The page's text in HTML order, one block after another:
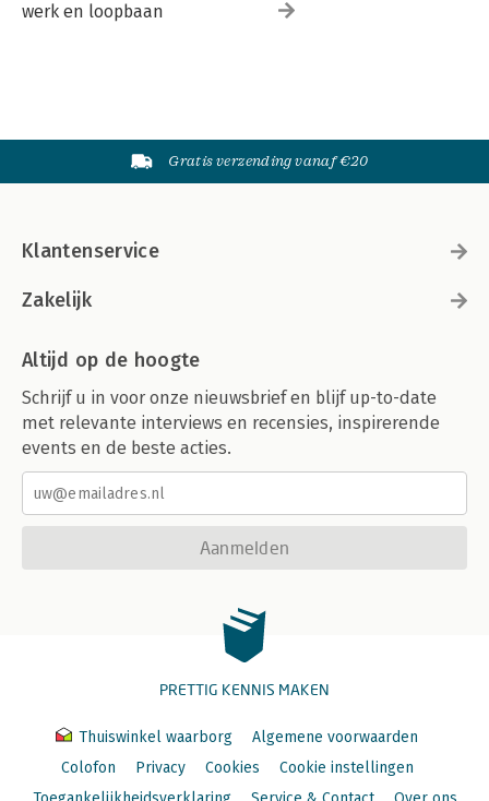
werk en loopbaan
Gratis verzending vanaf €20
Klantenservice
Zakelijk
Altijd op de hoogte
Schrijf u in voor onze nieuwsbrief en blijf up-to-date
met relevante interviews en recensies, inspirerende
events en de beste acties.
Aanmelden
PRETTIG KENNIS MAKEN
Thuiswinkel waarborg
Algemene voorwaarden
Colofon
Privacy Cookies
Cookie instellingen